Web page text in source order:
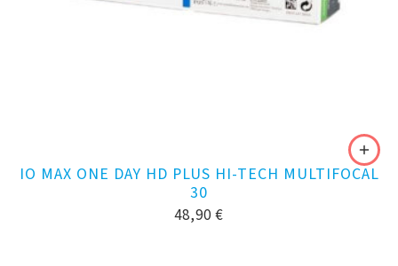
IO MAX ONE DAY HD PLUS HI-TECH MULTIFOCAL
30
48,90 €